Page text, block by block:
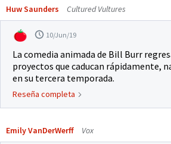
Huw Saunders Cultured Vultures
10/Jun/19
La comedia animada de Bill Burr
proyectos que caducan rápidamente,
en su tercera temporada.
Reseña completa
Emily VanDerWerff Vox